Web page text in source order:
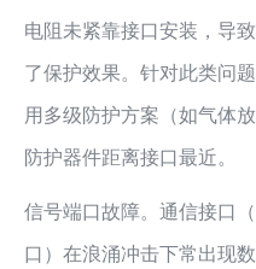
电阻未紧靠接口安装，导
了保护效果。针对此类问
用多级防护方案（如气体
防护器件距离接口最近。
信号端口故障。通信接口
口）在浪涌冲击下常出现